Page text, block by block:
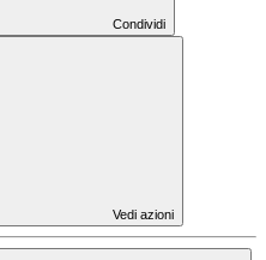
Condividi
Vedi azioni